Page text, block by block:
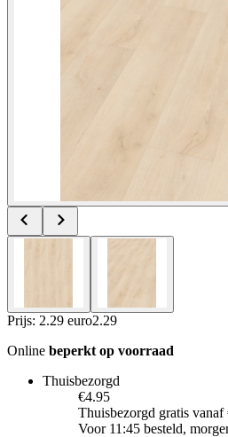
Prijs: 2.29 euro2.29
Online beperkt op voorraad
Thuisbezorgd
€4.95
Thuisbezorgd gratis vanaf
Voor 11:45 besteld,